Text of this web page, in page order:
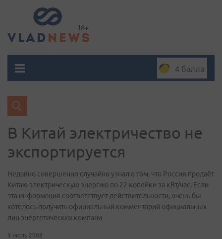
4 балла
В Китай электричество не
экспортируется
Недавно совершенно случайно узнал о том, что Россия продаёт
Китаю электрическую энергию по 22 копейки за кВт/час. Если
эта информация соответствует действительности, очень бы
хотелось получить официальный комментарий официальных
лиц энергетических компани
9 июль 2008